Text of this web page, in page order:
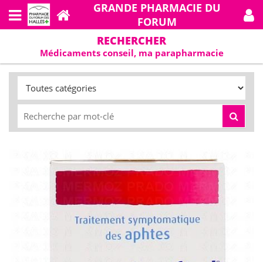
GRANDE PHARMACIE DU
FORUM
RECHERCHER
Médicaments conseil, ma parapharmacie